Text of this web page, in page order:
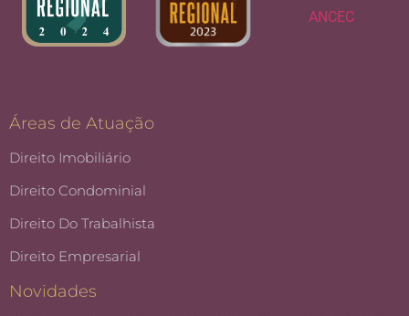
Áreas de Atuação
Direito Imobiliário
Direito Condominial
Direito Do Trabalhista
Direito Empresarial
Novidades